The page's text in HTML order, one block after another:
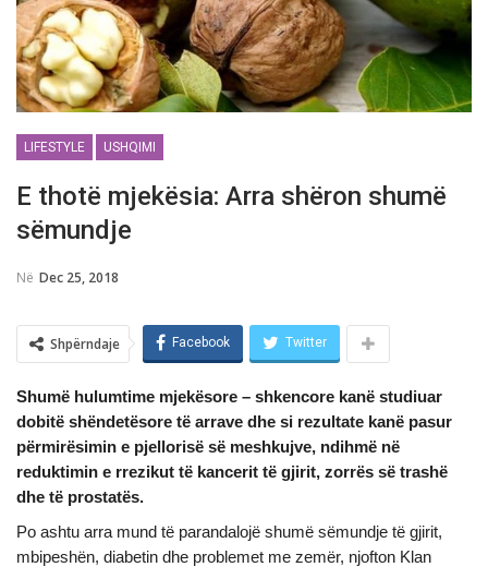
LIFESTYLE USHQIMI
E thotё mjekёsia: Arra shëron shumё
sëmundje
Në Dec 25, 2018
Shpërndaje Facebook Twitter
Shumë hulumtime mjekёsore – shkencore kanë studiuar
dobitë shëndetësore të arrave dhe si rezultate kanë pasur
përmirësimin e pjellorisë së meshkujve, ndihmë në
reduktimin e rrezikut të kancerit të gjirit, zorrës së trashë
dhe të prostatës.
Po ashtu arra mund të parandalojë shumë sëmundje të gjirit,
mbipeshën, diabetin dhe problemet me zemër, njofton Klan